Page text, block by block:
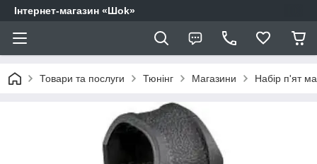
Інтернет-магазин «Шоk»
Товари та послуги Тюнінг Магазини Набір п'ят